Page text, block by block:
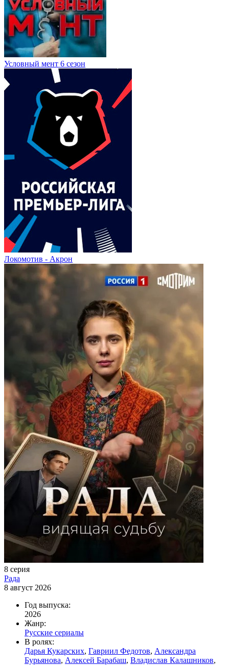
Условный мент 6 сезон
Локомотив - Акрон
8 серия
Рада
8 август 2026
Год выпуска:
2026
Жанр:
Русские сериалы
В ролях:
Дарья Кукарских, Гавриил Федотов, Александра
Бурьянова, Алексей Барабаш, Владислав Калашников,